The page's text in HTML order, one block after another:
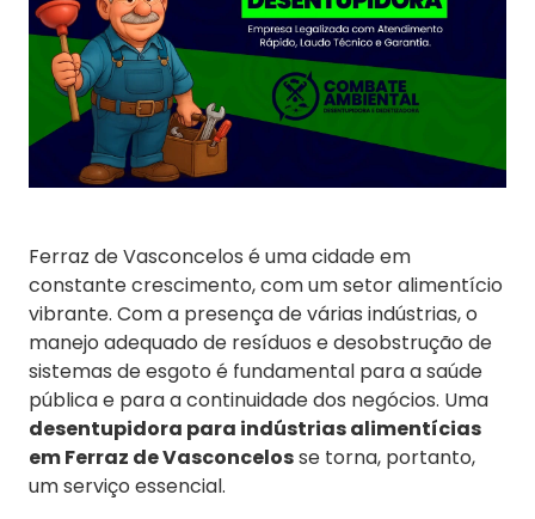
Ferraz de Vasconcelos é uma cidade em
constante crescimento, com um setor alimentício
vibrante. Com a presença de várias indústrias, o
manejo adequado de resíduos e desobstrução de
sistemas de esgoto é fundamental para a saúde
pública e para a continuidade dos negócios. Uma
desentupidora para indústrias alimentícias
em Ferraz de Vasconcelosse torna, portanto,
um serviço essencial.